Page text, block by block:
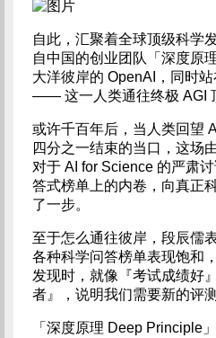
自此，汇聚着全球顶级科学
自中国的创业团队「深度原
大洋彼岸的 OpenAI，同时
—— 这一人类通往终极 AGI
或许千百年后，当人类回望
四分之一结束的当口，这场
对于 AI for Science 的严肃
答式榜单上的内卷，向真正
了一步。
至于怎么通往彼岸，段辰儒
各种科学问答榜单表现饱和
发现时，就像『考试成绩好
者』，说明我们需要新的评
「深度原理 Deep Principle